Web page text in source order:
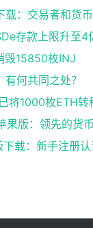
存款上限升至4
毁15850枚INJ
何共同之处？
果版：领先的货